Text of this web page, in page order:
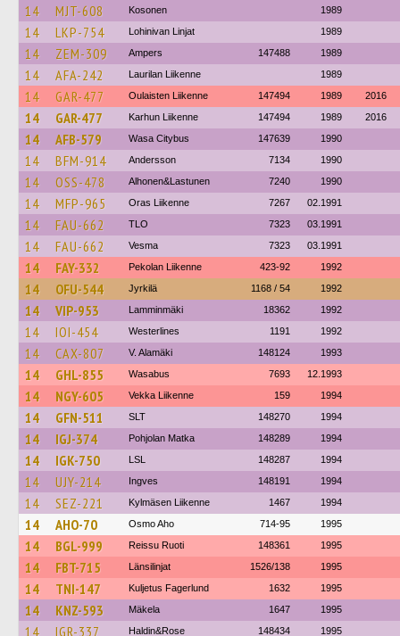
14 MJT-608 Kosonen 1989
14 LKP-754 Lohinivan Linjat 1989
14 ZEM-309 Ampers 147488 1989
14 AFA-242 Laurilan Liikenne 1989
14 GAR-477 Oulaisten Liikenne 147494 1989 2016
14 GAR-477 Karhun Liikenne 147494 1989 2016
14 AFB-579 Wasa Citybus 147639 1990
14 BFM-914 Andersson 7134 1990
14 OSS-478 Alhonen&Lastunen 7240 1990
14 MFP-965 Oras Liikenne 7267 02.1991
14 FAU-662 TLO 7323 03.1991
14 FAU-662 Vesma 7323 03.1991
14 FAY-332 Pekolan Liikenne 423-92 1992
14 OFU-544 Jyrkilä 1168 / 54 1992
14 VIP-953 Lamminmäki 18362 1992
14 IOI-454 Westerlines 1191 1992
14 CAX-807 V. Alamäki 148124 1993
14 GHL-855 Wasabus 7693 12.1993
14 NGY-605 Vekka Liikenne 159 1994
14 GFN-511 SLT 148270 1994
14 IGJ-374 Pohjolan Matka 148289 1994
14 IGK-750 LSL 148287 1994
14 UJY-214 Ingves 148191 1994
14 SEZ-221 Kylmäsen Liikenne 1467 1994
14 AHO-70 Osmo Aho 714-95 1995
14 BGL-999 Reissu Ruoti 148361 1995
14 FBT-715 Länsilinjat 1526/138 1995
14 TNI-147 Kuljetus Fagerlund 1632 1995
14 KNZ-593 Mäkela 1647 1995
14 IGR-337 Haldin&Rose 148434 1995